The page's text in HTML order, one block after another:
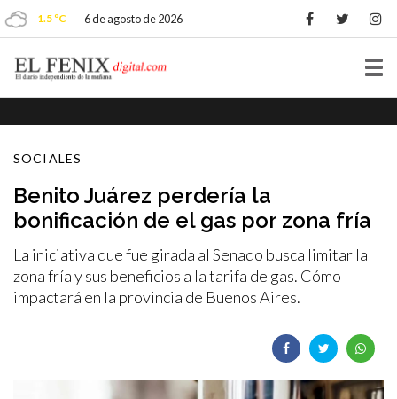
1.5 ºC 6 de agosto de 2026
SOCIALES
Benito Juárez perdería la
bonificación de el gas por zona fría
La iniciativa que fue girada al Senado busca limitar la
zona fría y sus beneficios a la tarifa de gas. Cómo
impactará en la provincia de Buenos Aires.